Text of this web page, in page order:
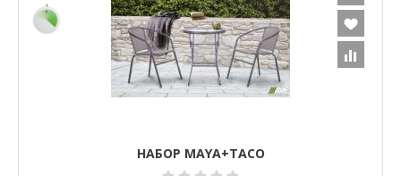
НАБОР MAYA+TACO